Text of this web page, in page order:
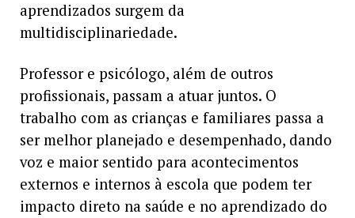
aprendizados surgem da
multidisciplinariedade.
Professor e psicólogo, além de outros
profissionais, passam a atuar juntos. O
trabalho com as crianças e familiares passa a
ser melhor planejado e desempenhado, dando
voz e maior sentido para acontecimentos
externos e internos à escola que podem ter
impacto direto na saúde e no aprendizado do